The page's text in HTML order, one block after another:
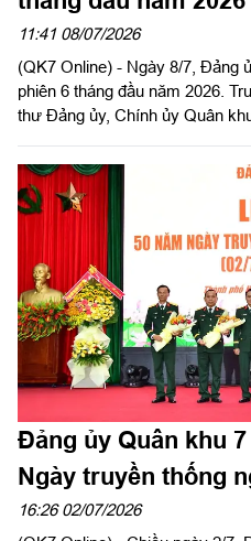
11:41 08/07/2026
(QK7 Online) - Ngày 8/7, Đảng
phiên 6 tháng đầu năm 2026.
thư Đảng ủy, Chính ủy Quân
Đảng ủy Quân khu
Ngày truyền thống
Quân khu (02/7/
16:26 02/07/2026